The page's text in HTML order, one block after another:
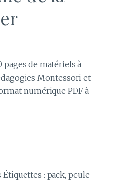
pages de matériels à
Montessori et
numérique PDF à
Étiquettes : pack, poule